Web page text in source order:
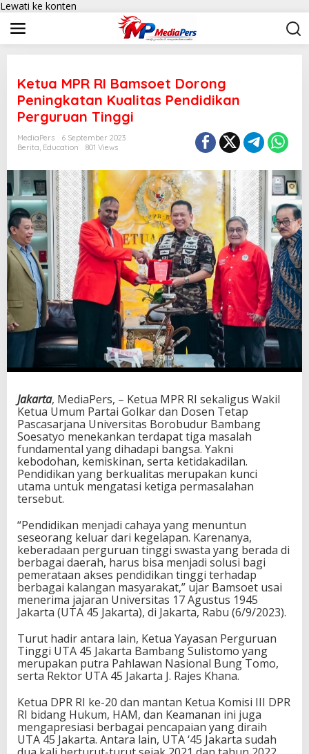
Lewati ke konten
Ketua MPR RI Bamsoet Dorong
Peningkatan Kualitas Pendidikan
Perguruan Tinggi
MediaPers
6 September 2023
Berita, Education 801 Views
Jakarta, MediaPers, – Ketua MPR RI sekaligus Wakil
Ketua Umum Partai Golkar dan Dosen Tetap
Pascasarjana Universitas Borobudur Bambang
Soesatyo menekankan terdapat tiga masalah
fundamental yang dihadapi bangsa. Yakni
kebodohan, kemiskinan, serta ketidakadilan.
Pendidikan yang berkualitas merupakan kunci
utama untuk mengatasi ketiga permasalahan
tersebut.
“Pendidikan menjadi cahaya yang menuntun
seseorang keluar dari kegelapan. Karenanya,
keberadaan perguruan tinggi swasta yang berada di
berbagai daerah, harus bisa menjadi solusi bagi
pemerataan akses pendidikan tinggi terhadap
berbagai kalangan masyarakat,” ujar Bamsoet usai
menerima jajaran Universitas 17 Agustus 1945
Jakarta (UTA 45 Jakarta), di Jakarta, Rabu (6/9/2023).
Turut hadir antara lain, Ketua Yayasan Perguruan
Tinggi UTA 45 Jakarta Bambang Sulistomo yang
merupakan putra Pahlawan Nasional Bung Tomo,
serta Rektor UTA 45 Jakarta J. Rajes Khana.
Ketua DPR RI ke-20 dan mantan Ketua Komisi III DPR
RI bidang Hukum, HAM, dan Keamanan ini juga
mengapresiasi berbagai pencapaian yang diraih
UTA 45 Jakarta. Antara lain, UTA ‘45 Jakarta sudah